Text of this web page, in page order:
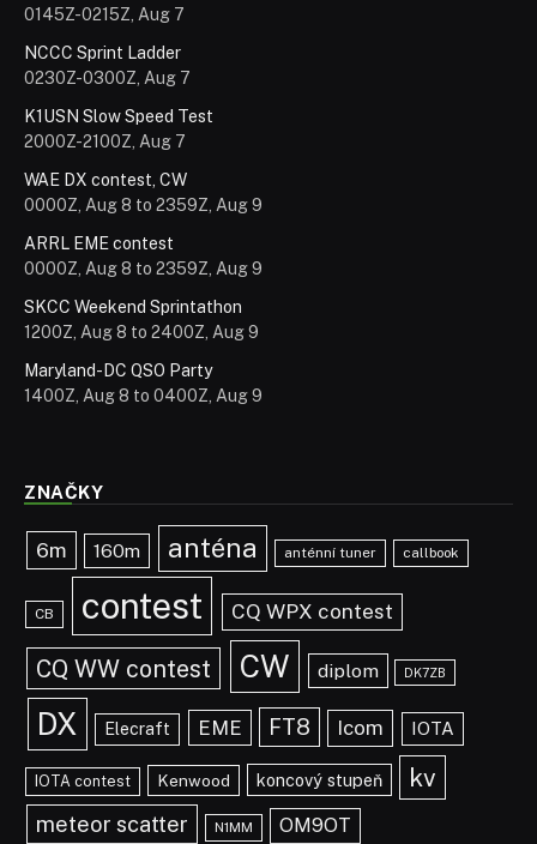
0145Z-0215Z, Aug 7
NCCC Sprint Ladder
0230Z-0300Z, Aug 7
K1USN Slow Speed Test
2000Z-2100Z, Aug 7
WAE DX contest, CW
0000Z, Aug 8 to 2359Z, Aug 9
ARRL EME contest
0000Z, Aug 8 to 2359Z, Aug 9
SKCC Weekend Sprintathon
1200Z, Aug 8 to 2400Z, Aug 9
Maryland-DC QSO Party
1400Z, Aug 8 to 0400Z, Aug 9
ZNAČKY
6m 160m anténa anténní tuner callbook
CB contest CQ WPX contest
CQ WW contest CW diplom DK7ZB
DX Elecraft EME FT8 Icom IOTA
IOTA contest Kenwood koncový stupeň kv
meteor scatter N1MM
OM9OT